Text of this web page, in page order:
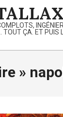
TOUT ÇA. ET PUIS
»